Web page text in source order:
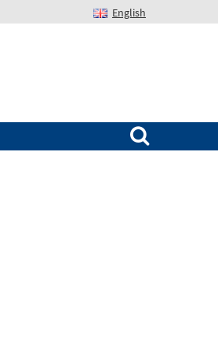
English
Suchen nach: